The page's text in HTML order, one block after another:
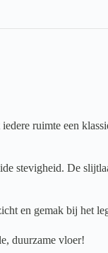
ruimte een
stevigheid. De
en gemak bij het
duurzame vloer!